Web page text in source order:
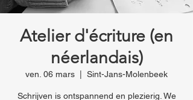
Atelier d'écriture (en
néerlandais)
ven. 06 mars Sint-Jans-Molenbeek
Schrijven is ontspannend en plezierig. We